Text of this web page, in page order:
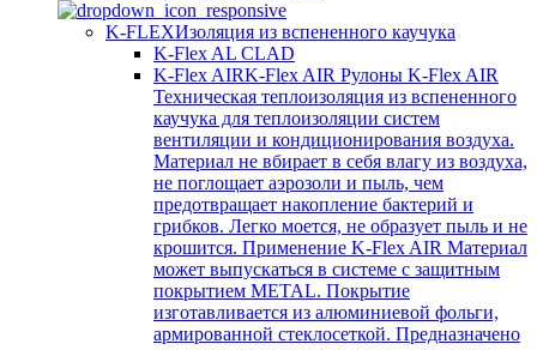
K-FLEXИзоляция из вспененного каучука
K-Flex AL CLAD
K-Flex AIRK-Flex AIR Рулоны K-Flex AIR
Техническая теплоизоляция из вспененного
каучука для теплоизоляции систем
вентиляции и кондиционирования воздуха.
Материал не вбирает в себя влагу из воздуха,
не поглощает аэрозоли и пыль, чем
предотвращает накопление бактерий и
грибков. Легко моется, не образует пыль и не
крошится. Применение K-Flex AIR Материал
может выпускаться в системе c защитным
покрытием METAL. Покрытие
изготавливается из алюминиевой фольги,
армированной стеклосеткой. Предназначено